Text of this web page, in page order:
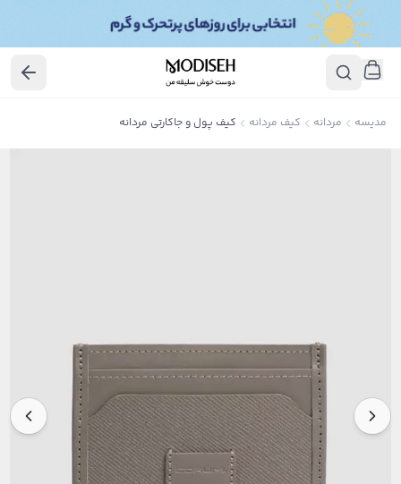
مدیسه مردانه کیف مردانه کیف پول و جاکارتی مردانه